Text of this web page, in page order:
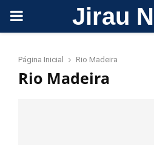
PRIMARY Jirau
Página Inicial Rio Madeira
Rio Madeira